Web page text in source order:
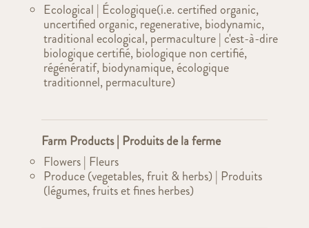
Ecological | Écologique(i.e. certified organic,
uncertified organic, regenerative, biodynamic,
traditional ecological, permaculture | c'est-à-dire
biologique certifié, biologique non certifié,
régénératif, biodynamique, écologique
traditionnel, permaculture)
Farm Products | Produits de la ferme
Flowers | Fleurs
Produce (vegetables, fruit & herbs) | Produits
(légumes, fruits et fines herbes)